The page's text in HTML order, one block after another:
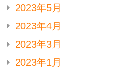
2023年5月
2023年4月
2023年3月
2023年1月